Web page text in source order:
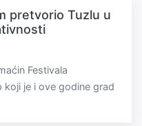
pretvorio Tuzlu u
Festivala
je i ove godine grad